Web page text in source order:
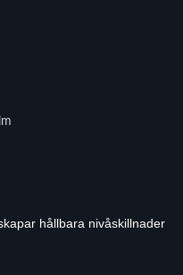
hållbara nivåskillnader